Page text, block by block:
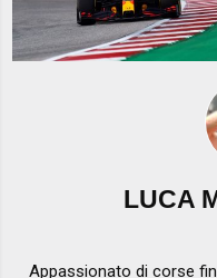
LUCA
Appassionato di corse